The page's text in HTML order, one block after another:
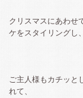
クリスマスにあわせ
ケをスタイリングし
ご主人様もカチッと
れて、